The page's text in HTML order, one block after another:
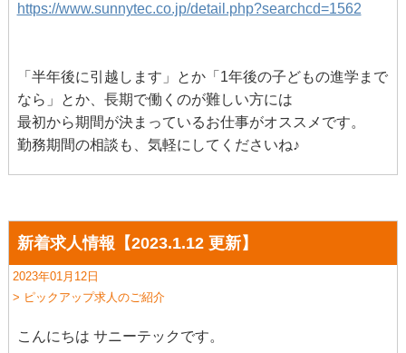
https://www.sunnytec.co.jp/detail.php?searchcd=1562
「半年後に引越します」とか「1年後の子どもの進学まで
なら」とか、長期で働くのが難しい方には
最初から期間が決まっているお仕事がオススメです。
勤務期間の相談も、気軽にしてくださいね♪
新着求人情報【2023.1.12 更新】
2023年01月12日
> ピックアップ求人のご紹介
こんにちは サニーテックです。